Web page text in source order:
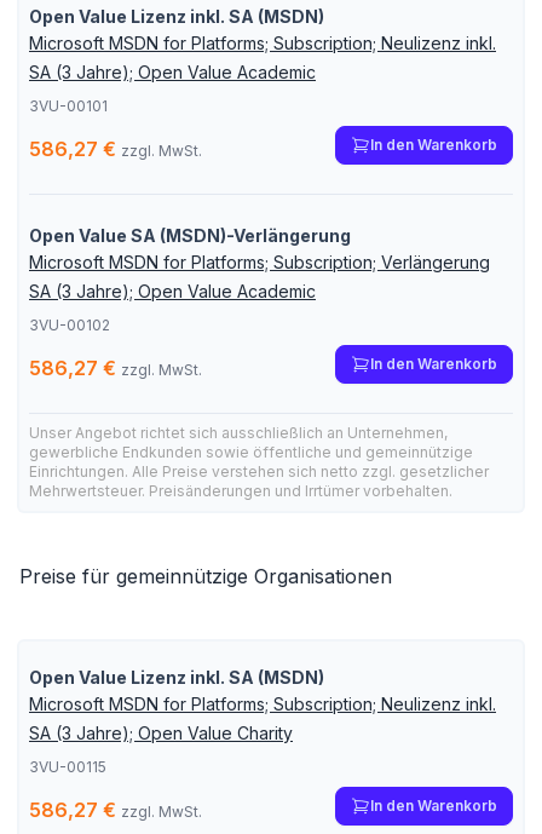
Open Value Lizenz inkl. SA (MSDN)
Microsoft MSDN for Platforms; Subscription; Neulizenz inkl.
SA (3 Jahre); Open Value Academic
3VU-00101
586,27 € zzgl. MwSt. In den Warenkorb
Open Value SA (MSDN)-Verlängerung
Microsoft MSDN for Platforms; Subscription; Verlängerung
SA (3 Jahre); Open Value Academic
3VU-00102
586,27 € zzgl. MwSt. In den Warenkorb
Unser Angebot richtet sich ausschließlich an Unternehmen,
gewerbliche Endkunden sowie öffentliche und gemeinnützige
Einrichtungen. Alle Preise verstehen sich netto zzgl. gesetzlicher
Mehrwertsteuer. Preisänderungen und Irrtümer vorbehalten.
Preise für gemeinnützige Organisationen
Open Value Lizenz inkl. SA (MSDN)
Microsoft MSDN for Platforms; Subscription; Neulizenz inkl.
SA (3 Jahre); Open Value Charity
3VU-00115
586,27 € zzgl. MwSt. In den Warenkorb